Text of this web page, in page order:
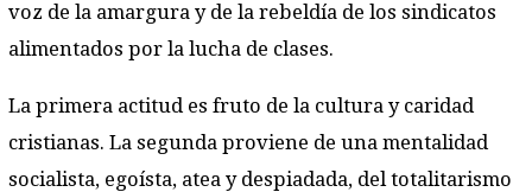
voz de la amargura y de la rebeldía de los sindicatos
alimentados por la lucha de clases.
La primera actitud es fruto de la cultura y caridad
cristianas. La segunda proviene de una mentalidad
socialista, egoísta, atea y despiadada, del totalitarismo